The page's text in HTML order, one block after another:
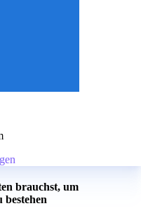
brauchst, um